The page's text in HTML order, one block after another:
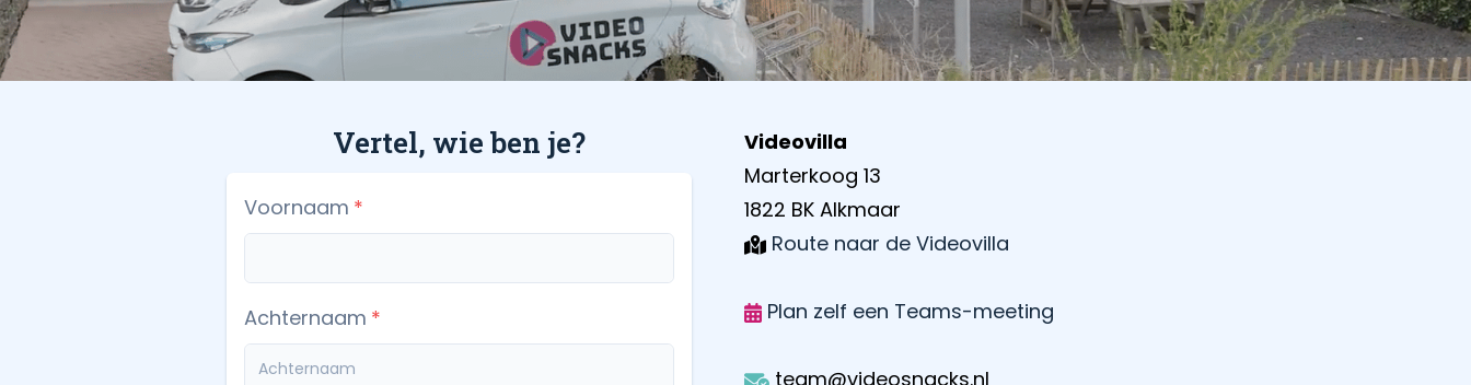
Vertel, wie ben je?
Voornaam
Achternaam
Videovilla
Marterkoog 13
1822 BK Alkmaar
Route naar de Videovilla
Plan zelf een Teams-meeting
team@videosnacks.nl